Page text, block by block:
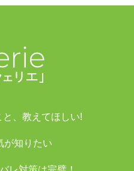
、教えてほしい!
が知りたい